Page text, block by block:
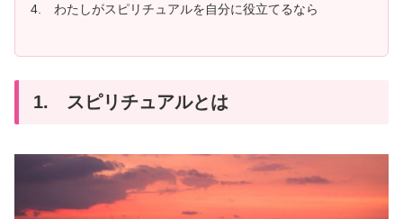
4. わたしがスピリチュアルを自分に役立てるなら
1. スピリチュアルとは